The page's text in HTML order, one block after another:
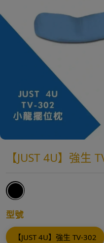
【JUST 4U】強生
型號
【JUST 4U】強生 TV-302